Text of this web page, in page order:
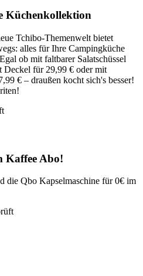
Küchenkollektion
Tchibo-Themenwelt bietet
alles für Ihre Campingküche
ob mit faltbarer Salatschüssel
Deckel für 29,99 € oder mit
€ – draußen kocht sich's besser!
Kaffee Abo!
die Qbo Kapselmaschine für 0€ im